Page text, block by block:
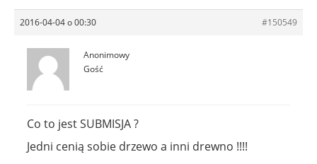
2016-04-04 o 00:30 #150549
Anonimowy
Gość
Co to jest SUBMISJA ?
Jedni cenią sobie drzewo a inni drewno !!!!